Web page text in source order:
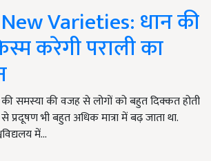
Varieties: धान की
करेगी पराली का
समस्या की वजह से लोगों को बहुत दिक्कत होती
भी बहुत अधिक मात्रा में बढ़ जाता था.
में…